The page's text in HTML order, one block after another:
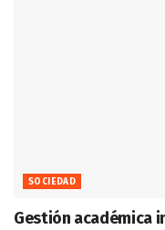
SOCIEDAD
Gestión académica